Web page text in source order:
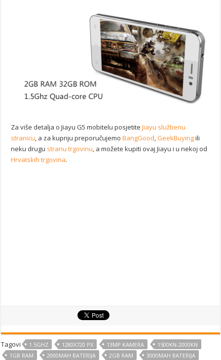
Za više detalja o Jiayu G5 mobitelu posjetiteJiayu službenu
stranicu, a za kupnju preporučujemoBangGood,GeekBuyingili
neku drugu stranu trgovinu, a možete kupiti ovaj Jiayu i u nekoj od
Hrvatskih trgovina.
Tagovi 1.5GHZ 1280X720 PX 13MP KAMERA
1500KN-2000KN
1GB RAM
2000MAH BATERIJA 2GB RAM
3000MAH BATERIJA